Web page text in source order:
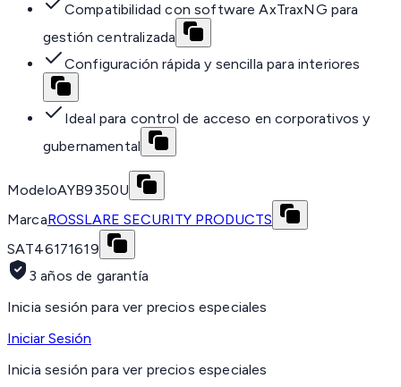
Compatibilidad con software AxTraxNG para
gestión centralizada
Configuración rápida y sencilla para interiores
Ideal para control de acceso en corporativos y
gubernamental
ModeloAYB9350U
MarcaROSSLARE SECURITY PRODUCTS
SAT46171619
3 años de garantía
Inicia sesión para ver precios especiales
Iniciar Sesión
Inicia sesión para ver precios especiales